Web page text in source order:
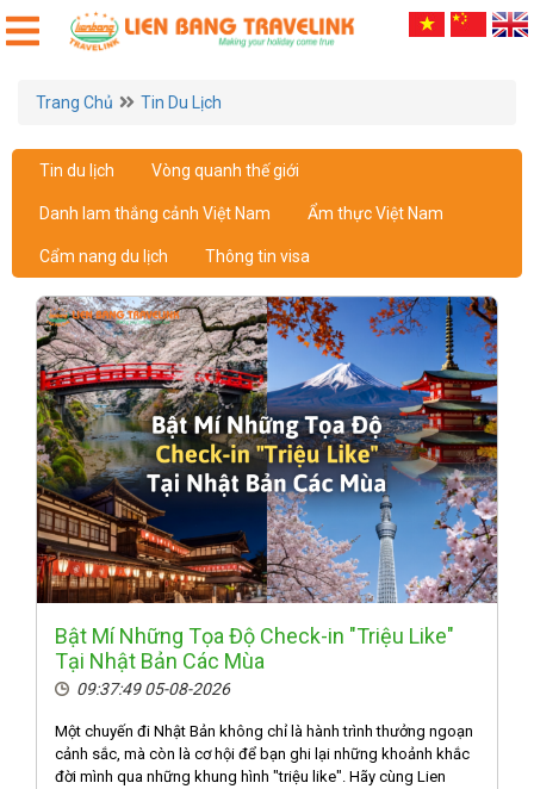
Trang Chủ Tin Du Lịch
Tin du lịch Vòng quanh thế giới
Danh lam thắng cảnh Việt Nam Ẩm thực Việt Nam
Cẩm nang du lịch Thông tin visa
Bật Mí Những Tọa Độ Check-in "Triệu Like"
Tại Nhật Bản Các Mùa
09:37:49 05-08-2026
Một chuyến đi Nhật Bản không chỉ là hành trình thưởng ngoạn
cảnh sắc, mà còn là cơ hội để bạn ghi lại những khoảnh khắc
đời mình qua những khung hình "triệu like". Hãy cùng Lien